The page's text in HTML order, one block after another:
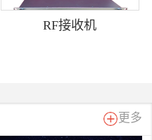
RF接收机
更多